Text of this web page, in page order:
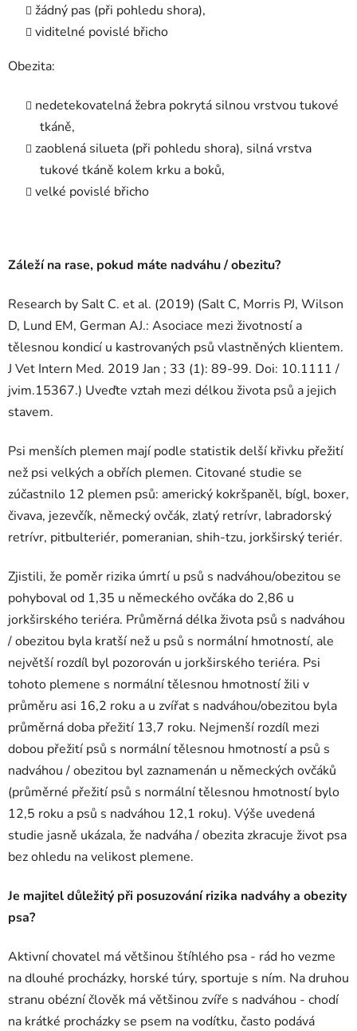
žádný pas (při pohledu shora),
viditelné povislé břicho
Obezita:
nedetekovatelná žebra pokrytá silnou vrstvou tukové
tkáně,
zaoblená silueta (při pohledu shora), silná vrstva
tukové tkáně kolem krku a boků,
velké povislé břicho
Záleží na rase, pokud máte nadváhu / obezitu?
Research by Salt C. et al. (2019) (Salt C, Morris PJ, Wilson
D, Lund EM, German AJ.: Asociace mezi životností a
tělesnou kondicí u kastrovaných psů vlastněných klientem.
J Vet Intern Med. 2019 Jan ; 33 (1): 89-99. Doi: 10.1111 /
jvim.15367.) Uveďte vztah mezi délkou života psů a jejich
stavem.
Psi menších plemen mají podle statistik delší křivku přežití
než psi velkých a obřích plemen. Citované studie se
zúčastnilo 12 plemen psů: americký kokršpaněl, bígl, boxer,
čivava, jezevčík, německý ovčák, zlatý retrívr, labradorský
retrívr, pitbulteriér, pomeranian, shih-tzu, jorkširský teriér.
Zjistili, že poměr rizika úmrtí u psů s nadváhou/obezitou se
pohyboval od 1,35 u německého ovčáka do 2,86 u
jorkširského teriéra. Průměrná délka života psů s nadváhou
/ obezitou byla kratší než u psů s normální hmotností, ale
největší rozdíl byl pozorován u jorkširského teriéra. Psi
tohoto plemene s normální tělesnou hmotností žili v
průměru asi 16,2 roku a u zvířat s nadváhou/obezitou byla
průměrná doba přežití 13,7 roku. Nejmenší rozdíl mezi
dobou přežití psů s normální tělesnou hmotností a psů s
nadváhou / obezitou byl zaznamenán u německých ovčáků
(průměrné přežití psů s normální tělesnou hmotností bylo
12,5 roku a psů s nadváhou 12,1 roku). Výše uvedená
studie jasně ukázala, že nadváha / obezita zkracuje život psa
bez ohledu na velikost plemene.
Je majitel důležitý při posuzování rizika nadváhy a obezity
psa?
Aktivní chovatel má většinou štíhlého psa - rád ho vezme
na dlouhé procházky, horské túry, sportuje s ním. Na druhou
stranu obézní člověk má většinou zvíře s nadváhou - chodí
na krátké procházky se psem na vodítku, často podává